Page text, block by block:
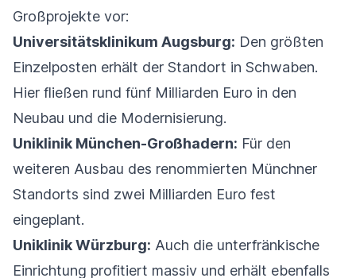
Großprojekte vor:
Universitätsklinikum Augsburg: Den größten
Einzelposten erhält der Standort in Schwaben.
Hier fließen rund fünf Milliarden Euro in den
Neubau und die Modernisierung.
Uniklinik München-Großhadern: Für den
weiteren Ausbau des renommierten Münchner
Standorts sind zwei Milliarden Euro fest
eingeplant.
Uniklinik Würzburg: Auch die unterfränkische
Einrichtung profitiert massiv und erhält ebenfalls